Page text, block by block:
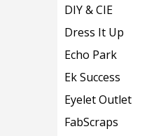
DIY & CIE
Dress It Up
Echo Park
Ek Success
Eyelet Outlet
FabScraps